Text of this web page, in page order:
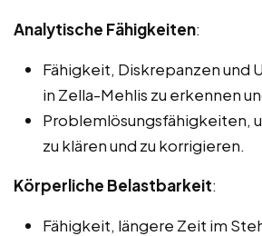
Analytische Fähigkeiten:
Fähigkeit, Diskrepanzen und
in Zella-Mehlis zu erkennen
Problemlösungsfähigkeiten,
zu klären und zu korrigieren.
Körperliche Belastbarkeit:
Fähigkeit, längere Zeit im